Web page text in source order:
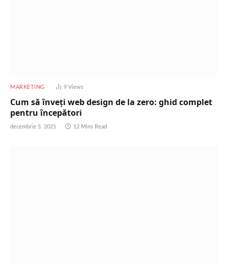
MARKETING 9 Views
Cum să înveți web design de la zero: ghid complet
pentru începători
decembrie 5, 2025 12 Mins Read